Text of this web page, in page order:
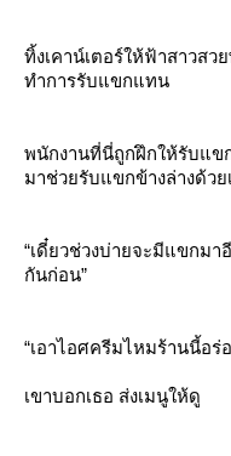
ทิ้งเคาน์เตอร์ให้ฟ้าสาวส
ทำการรับแขกแทน
พนักงานที่นี่ถูกฝึกให้รับแข
มาช่วยรับแขกข้างล่างด้ว
“เดี๋ยวช่วงบ่ายจะมีแขกม
กันก่อน”
“เอาไอศครีมไหมร้านนี้อร่
เขาบอกเธอ ส่งเมนูให้ดู